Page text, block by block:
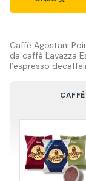
Caffè Agostani
da caffè Lavazza
l’espresso
CAFFÈ